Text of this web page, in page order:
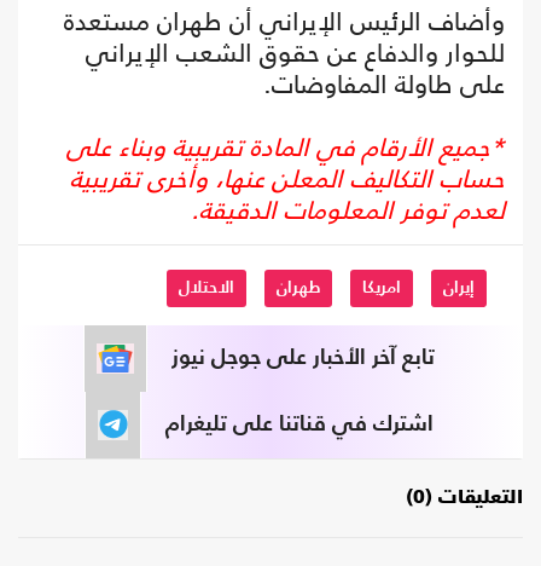
وأضاف الرئيس الإيراني أن طهران مستعدة
للحوار والدفاع عن حقوق الشعب الإيراني
على طاولة المفاوضات.
*جميع الأرقام في المادة تقريبية وبناء على
حساب التكاليف المعلن عنها، وأخرى تقريبية
لعدم توفر المعلومات الدقيقة.
إيران امريكا طهران الاحتلال
تابع آخر الأخبار على جوجل نيوز
اشترك في قناتنا على تليغرام
التعليقات (0)